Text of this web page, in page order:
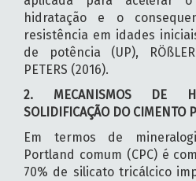
hidratação e o
resistência em idades
de potência (UP),
PETERS (2016).
2. MECANISMOS DE
SOLIDIFICAÇÃO DO CIMENTO
Em termos de
Portland comum (CPC) é
70% de silicato tricálcico